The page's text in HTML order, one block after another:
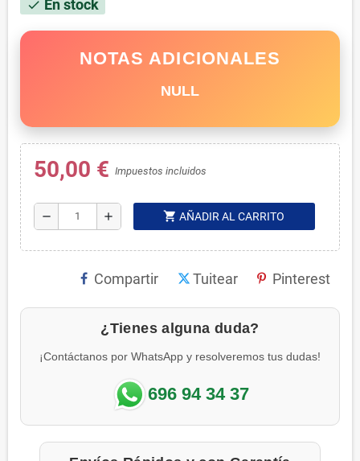
check En stock
NOTAS ADICIONALES
NULL
50,00 € Impuestos incluidos
remove add shopping_cart AÑADIR AL CARRITO
Compartir Tuitear Pinterest
¿Tienes alguna duda?
¡Contáctanos por WhatsApp y resolveremos tus dudas!
696 94 34 37